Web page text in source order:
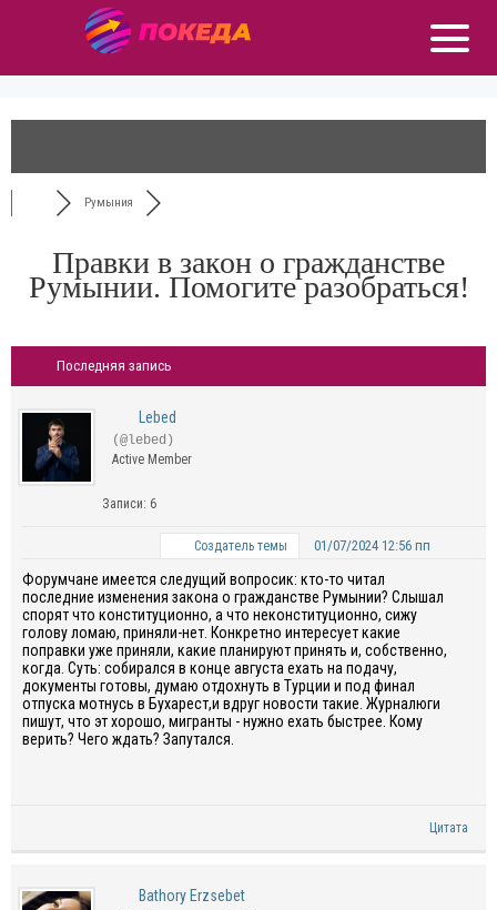
Румыния
Правки в закон о гражданстве
Румынии. Помогите разобраться!
Последняя запись
Lebed
(@lebed)
Active Member
Записи: 6
Создатель темы 01/07/2024 12:56 пп
Форумчане имеется следущий вопросик: кто-то читал
последние изменения закона о гражданстве Румынии? Слышал
спорят что конституционно, а что неконституционно, сижу
голову ломаю, приняли-нет. Конкретно интересует какие
поправки уже приняли, какие планируют принять и, собственно,
когда. Суть: собирался в конце августа ехать на подачу,
документы готовы, думаю отдохнуть в Турции и под финал
отпуска мотнусь в Бухарест,и вдруг новости такие. Журналюги
пишут, что эт хорошо, мигранты - нужно ехать быстрее. Кому
верить? Чего ждать? Запутался.
Цитата
Bathory Erzsebet